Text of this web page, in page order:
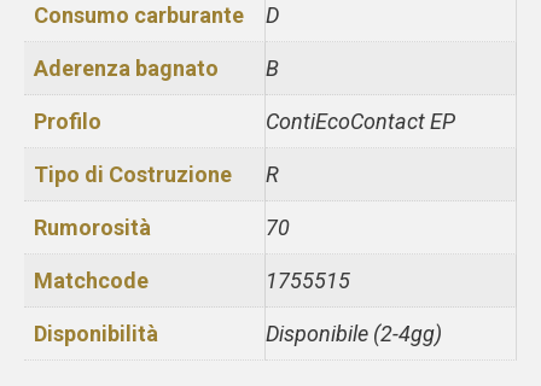
Consumo carburante D
Aderenza bagnato B
Profilo ContiEcoContact EP
Tipo di Costruzione R
Rumorosità 70
Matchcode 1755515
Disponibilità Disponibile (2-4gg)